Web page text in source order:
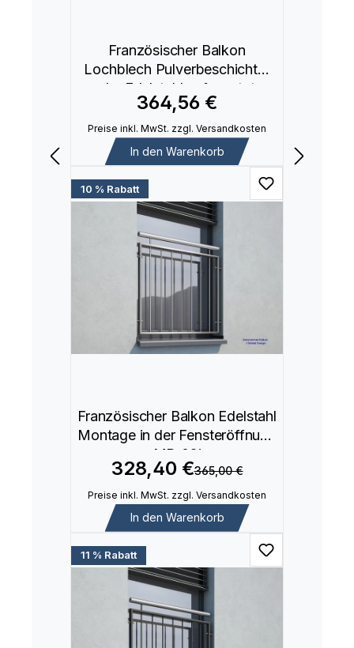
Französischer Balkon
Lochblech Pulverbeschichtet
oder Edelstahl aufgesetzte
Montage MD06aP
364,56 €
Preise inkl. MwSt. zzgl. Versandkosten
In den Warenkorb
10 % Rabatt
Französischer Balkon Edelstahl
Montage in der Fensteröffnung
MD 02i
328,40 €365,00 €
Preise inkl. MwSt. zzgl. Versandkosten
In den Warenkorb
11 % Rabatt